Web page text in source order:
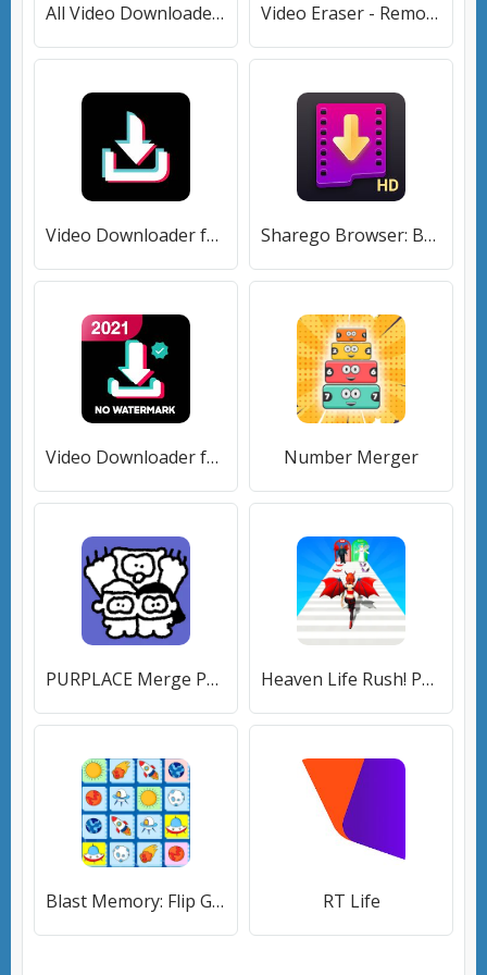
All Video Downloader without watermark Video Eraser - Remove Watermark/Logo from Video
Video Downloader for TikTok - No Watermark Sharego Browser: Box Video Downloader
Video Downloader for TikTok - No Watermark Number Merger
PURPLACE Merge Puzzle Heaven Life Rush! Paradise Run
Blast Memory: Flip Game RT Life